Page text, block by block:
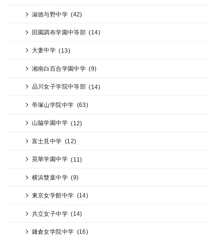
淑徳与野中学 (42)
田園調布学園中等部 (14)
大妻中学 (13)
湘南白百合学園中学 (9)
品川女子学院中等部 (14)
帝塚山学院中学 (63)
山脇学園中学 (12)
富士見中学 (12)
晃華学園中学 (11)
横浜雙葉中学 (9)
東京女学館中学 (14)
共立女子中学 (14)
鎌倉女学院中学 (16)